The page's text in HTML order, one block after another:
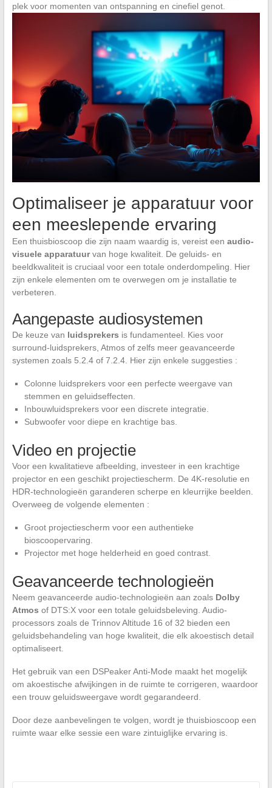
plek voor momenten van ontspanning en cinefiel genot.
Optimaliseer je apparatuur voor
een meeslepende ervaring
Een thuisbioscoop die zijn naam waardig is, vereist een audio-
visuele apparatuurvan hoge kwaliteit. De geluids- en
beeldkwaliteit is cruciaal voor een totale onderdompeling. Hier
zijn enkele elementen om te overwegen om je installatie te
verbeteren.
Aangepaste audiosystemen
De keuze van luidsprekers is fundamenteel. Kies voor
surround-luidsprekers, Atmos of zelfs meer geavanceerde
systemen zoals 5.2.4 of 7.2.4. Hier zijn enkele suggesties :
Colonne luidsprekers voor een perfecte weergave van
stemmen en geluidseffecten.
Inbouwluidsprekers voor een discrete integratie.
Subwoofer voor diepe en krachtige bas.
Video en projectie
Voor een kwalitatieve afbeelding, investeer in een krachtige
projector en een geschikt projectiescherm. De 4K-resolutie en
HDR-technologieën garanderen scherpe en kleurrijke beelden.
Overweeg de volgende elementen :
Groot projectiescherm voor een authentieke
bioscoopervaring.
Projector met hoge helderheid en goed contrast.
Geavanceerde technologieën
Neem geavanceerde audio-technologieën aan zoals Dolby
Atmos of DTS:X voor een totale geluidsbeleving. Audio-
processors zoals de Trinnov Altitude 16 of 32 bieden een
geluidsbehandeling van hoge kwaliteit, die elk akoestisch detail
optimaliseert.
Het gebruik van een DSPeaker Anti-Mode maakt het mogelijk
om akoestische afwijkingen in de ruimte te corrigeren, waardoor
een trouw geluidsweergave wordt gegarandeerd.
Door deze aanbevelingen te volgen, wordt je thuisbioscoop een
ruimte waar elke sessie een ware zintuiglijke ervaring is.